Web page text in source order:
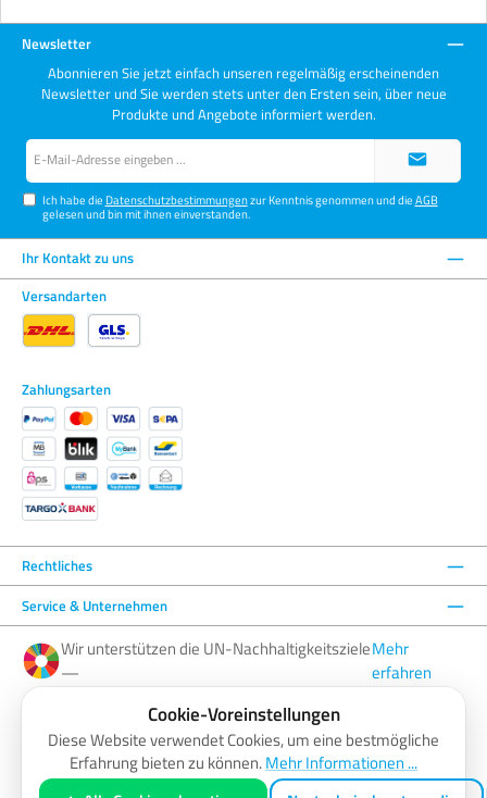
Newsletter
Abonnieren Sie jetzt einfach unseren regelmäßig erscheinenden
Newsletter und Sie werden stets unter den Ersten sein, über neue
Produkte und Angebote informiert werden.
Ich habe die Datenschutzbestimmungenzur Kenntnis genommen und dieAGB
gelesen und bin mit ihnen einverstanden.
Ihr Kontakt zu uns
Versandarten
Zahlungsarten
Rechtliches
Service & Unternehmen
Wir unterstützen die UN-Nachhaltigkeitsziele
—
Mehr
erfahren
LinkedIn
Barrierefreiheitserklärung Datenschutzerklärung Impressum
Widerrufsbelehrung
Vertrag widerrufen
Cookie-Voreinstellungen
Diese Website verwendet Cookies, um eine bestmögliche
Erfahrung bieten zu können.Mehr Informationen ...